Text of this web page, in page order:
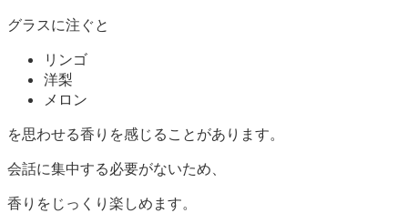
グラスに注ぐと
リンゴ
洋梨
メロン
を思わせる香りを感じることがあります。
会話に集中する必要がないため、
香りをじっくり楽しめます。